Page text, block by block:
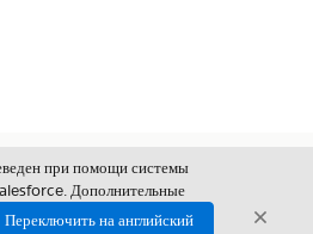
при помощи системы
Дополнительные
Переключить на английский